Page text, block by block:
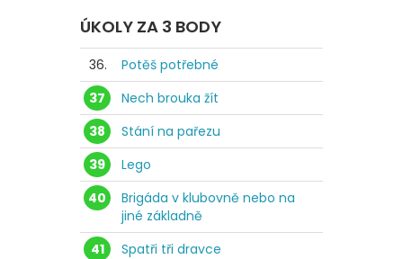
ÚKOLY ZA 3 BODY
36.
Potěš potřebné
37
Nech brouka žít
38
Stání na pařezu
39
Lego
40
Brigáda v klubovně nebo na
jiné základně
41
Spatři tři dravce